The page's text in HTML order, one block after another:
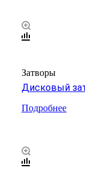
Затворы
Дисковый
Подробнее